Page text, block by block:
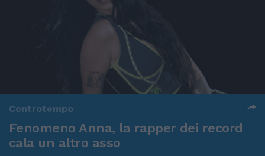
Controtempo
Fenomeno Anna, la rapper dei record
cala un altro asso